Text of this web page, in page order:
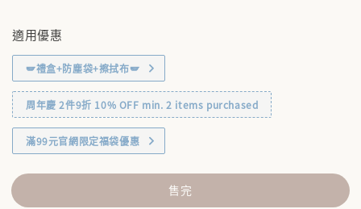
適用優惠
🪽禮盒+防塵袋+擦拭布🪽
周年慶 2件9折 10% OFF min. 2 items purchased
滿99元官網限定福袋優惠
售完